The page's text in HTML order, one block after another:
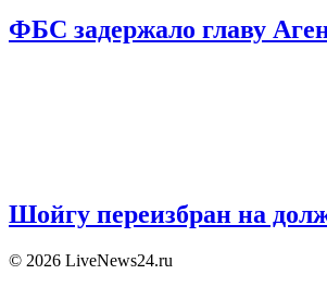
ФБС задержало главу
Шойгу переизбран на
© 2026 LiveNews24.ru